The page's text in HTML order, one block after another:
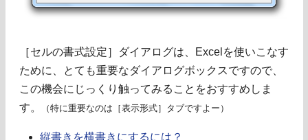
［セルの書式設定］ダイアログは、Excelを使いこなす
ために、とても重要なダイアログボックスですので、
この機会にじっくり触ってみることをおすすめしま
す。
（特に重要なのは［表示形式］タブですよー）
縦書きを横書きにするには？